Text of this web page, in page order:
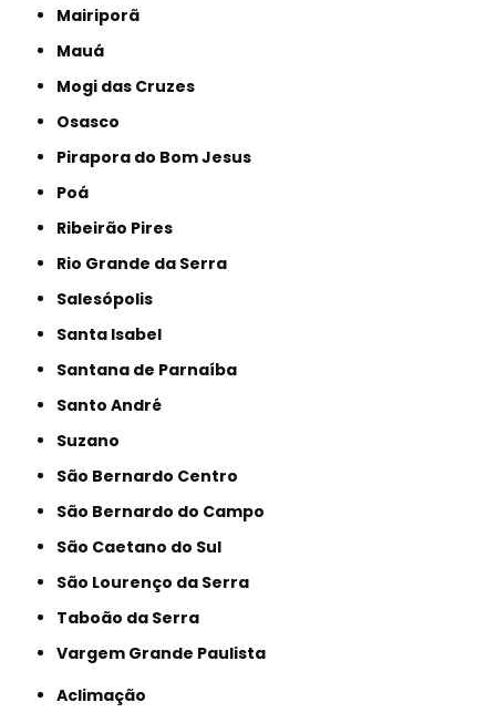
Mairiporã
Mauá
Mogi das Cruzes
Osasco
Pirapora do Bom Jesus
Poá
Ribeirão Pires
Rio Grande da Serra
Salesópolis
Santa Isabel
Santana de Parnaíba
Santo André
Suzano
São Bernardo Centro
São Bernardo do Campo
São Caetano do Sul
São Lourenço da Serra
Taboão da Serra
Vargem Grande Paulista
Aclimação